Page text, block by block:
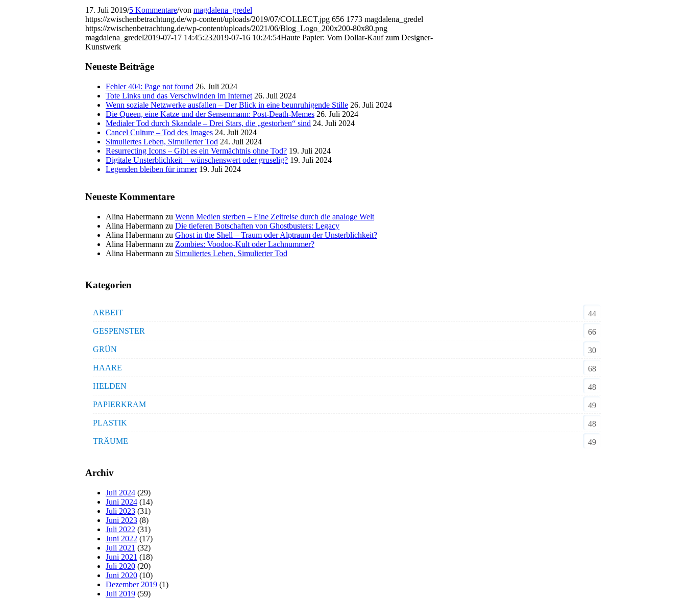
17. Juli 2019/5 Kommentare/von magdalena_gredel
https://zwischenbetrachtung.de/wp-content/uploads/2019/07/COLLECT.jpg 656 1773 magdalena_gredel
https://zwischenbetrachtung.de/wp-content/uploads/2021/06/Blog_Logo_200x200-80x80.png
magdalena_gredel2019-07-17 14:45:232019-07-16 10:24:54Haute Papier: Vom Dollar-Kauf zum Designer-
Kunstwerk
Neueste Beiträge
Fehler 404: Page not found 26. Juli 2024
Tote Links und das Verschwinden im Internet 26. Juli 2024
Wenn soziale Netzwerke ausfallen – Der Blick in eine beunruhigende Stille 26. Juli 2024
Die Queen, eine Katze und der Sensenmann: Post-Death-Memes 26. Juli 2024
Medialer Tod durch Skandale – Drei Stars, die „gestorben“ sind 24. Juli 2024
Cancel Culture – Tod des Images 24. Juli 2024
Simuliertes Leben, Simulierter Tod 24. Juli 2024
Resurrecting Icons – Gibt es ein Vermächtnis ohne Tod? 19. Juli 2024
Digitale Unsterblichkeit – wünschenswert oder gruselig? 19. Juli 2024
Legenden bleiben für immer 19. Juli 2024
Neueste Kommentare
Alina Habermann zu Wenn Medien sterben – Eine Zeitreise durch die analoge Welt
Alina Habermann zu Die tieferen Botschaften von Ghostbusters: Legacy
Alina Habermann zu Ghost in the Shell – Traum oder Alptraum der Unsterblichkeit?
Alina Habermann zu Zombies: Voodoo-Kult oder Lachnummer?
Alina Habermann zu Simuliertes Leben, Simulierter Tod
Kategorien
ARBEIT
44
GESPENSTER
66
GRÜN
30
HAARE
68
HELDEN
48
PAPIERKRAM
49
PLASTIK
48
TRÄUME
49
Archiv
Juli 2024 (29)
Juni 2024 (14)
Juli 2023 (31)
Juni 2023 (8)
Juli 2022 (31)
Juni 2022 (17)
Juli 2021 (32)
Juni 2021 (18)
Juli 2020 (20)
Juni 2020 (10)
Dezember 2019 (1)
Juli 2019 (59)